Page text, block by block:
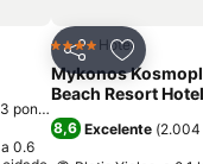
aos favoritos
pontuações
0.6
Partilhar
4 EstrelasHotel
Mykonos
Beach Resort Hotel
8,6 Excelente (2.004